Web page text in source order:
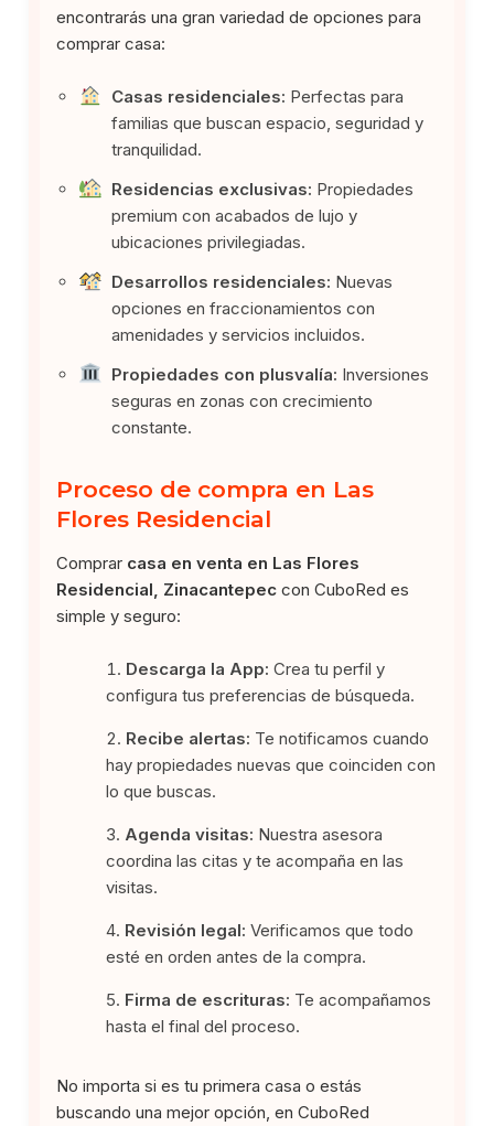
encontrarás una gran variedad de opciones para
comprar casa:
Casas residenciales: Perfectas para
familias que buscan espacio, seguridad y
tranquilidad.
Residencias exclusivas: Propiedades
premium con acabados de lujo y
ubicaciones privilegiadas.
Desarrollos residenciales: Nuevas
opciones en fraccionamientos con
amenidades y servicios incluidos.
Propiedades con plusvalía: Inversiones
seguras en zonas con crecimiento
constante.
Proceso de compra en Las
Flores Residencial
Comprar casa en venta en Las Flores
Residencial, Zinacantepec con CuboRed es
simple y seguro:
Descarga la App: Crea tu perfil y
configura tus preferencias de búsqueda.
Recibe alertas: Te notificamos cuando
hay propiedades nuevas que coinciden con
lo que buscas.
Agenda visitas: Nuestra asesora
coordina las citas y te acompaña en las
visitas.
Revisión legal: Verificamos que todo
esté en orden antes de la compra.
Firma de escrituras: Te acompañamos
hasta el final del proceso.
No importa si es tu primera casa o estás
buscando una mejor opción, en CuboRed